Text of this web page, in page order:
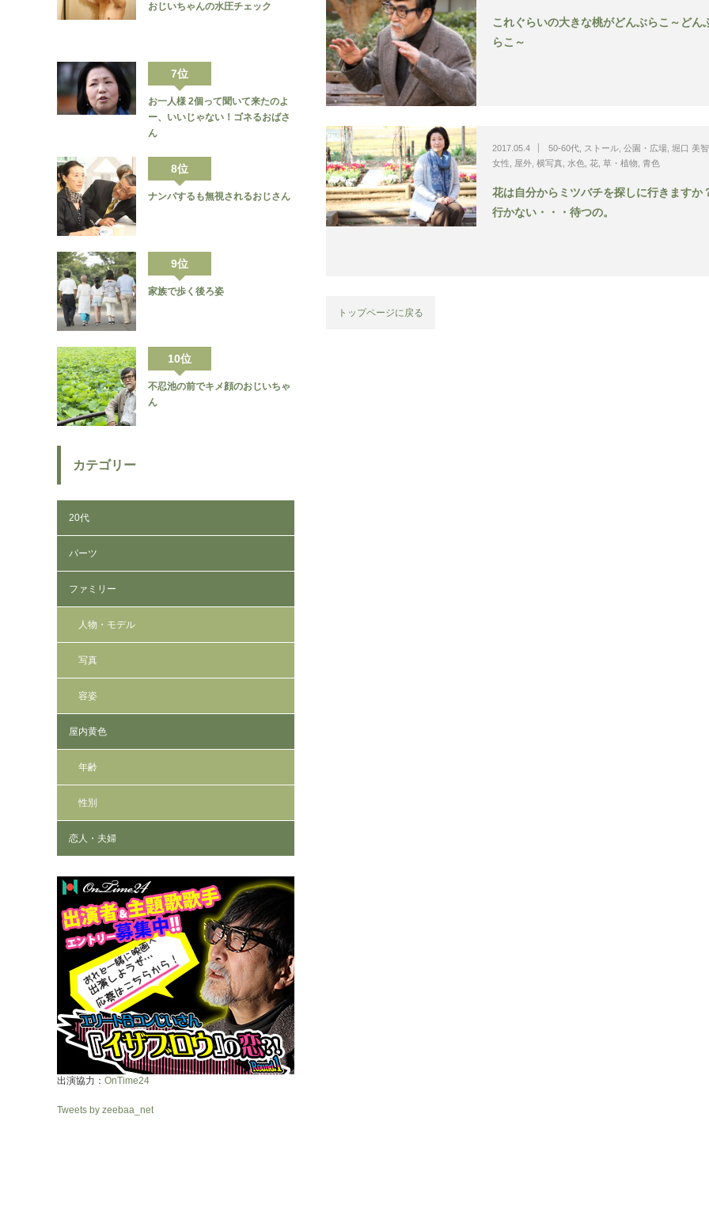
これぐらいの大きな桃がどんぶらこ～どん
らこ～
2017.05.4 50-60代 ストール 公園・広場 堀口 美
女性
屋外 横写真 水色 花 草・植物 青色
花は自分からミツバチを探しに行きますか
行かない・・・待つの。
トップページに戻る
おじいちゃんの水圧チェック
7位
お一人様 2個って聞いて来たのよ
ー、いいじゃない！ゴネるおばさ
ん
8位
ナンパするも無視されるおじさん
9位
家族で歩く後ろ姿
10位
不忍池の前でキメ顔のおじいちゃ
ん
カテゴリー
20代
パーツ
ファミリー
人物・モデル
写真
容姿
屋内黄色
年齢
性別
恋人・夫婦
出演協力： OnTime24
Tweets by zeebaa_net